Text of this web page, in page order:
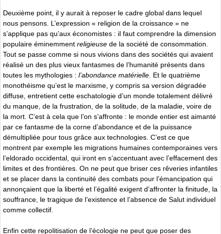
Deuxième point, il y aurait à reposer le cadre global dans lequel
nous pensons. L’expression « religion de la croissance » ne
s’applique pas qu’aux économistes : il faut comprendre la dimension
populaire éminemment religieuse de la société de consommation.
Tout se passe comme si nous vivions dans des sociétés qui avaient
réalisé un des plus vieux fantasmes de l’humanité présents dans
toutes les mythologies : l’abondance matérielle . Et le quatrième
monothéisme qu’est le marxisme, y compris sa version dégradée
diffuse, entretient cette eschatologie d’un monde totalement délivré
du manque, de la frustration, de la solitude, de la maladie, voire de
la mort. C’est à cela que l’on s’affronte : le monde entier est aimanté
par ce fantasme de la corne d’abondance et de la puissance
démultipliée pour tous grâce aux technologies. C’est ce que
montrent par exemple les migrations humaines contemporaines vers
l’eldorado occidental, qui iront en s’accentuant avec l’effacement des
limites et des frontières. On ne peut que briser ces rêveries infantiles
et se placer dans la continuité des combats pour l’émancipation qui
annonçaient que la liberté et l’égalité exigent d’affronter la finitude, la
souffrance, le tragique de l’existence et l’absence de Salut individuel
comme collectif.
Enfin cette repolitisation de l’écologie ne peut que poser des